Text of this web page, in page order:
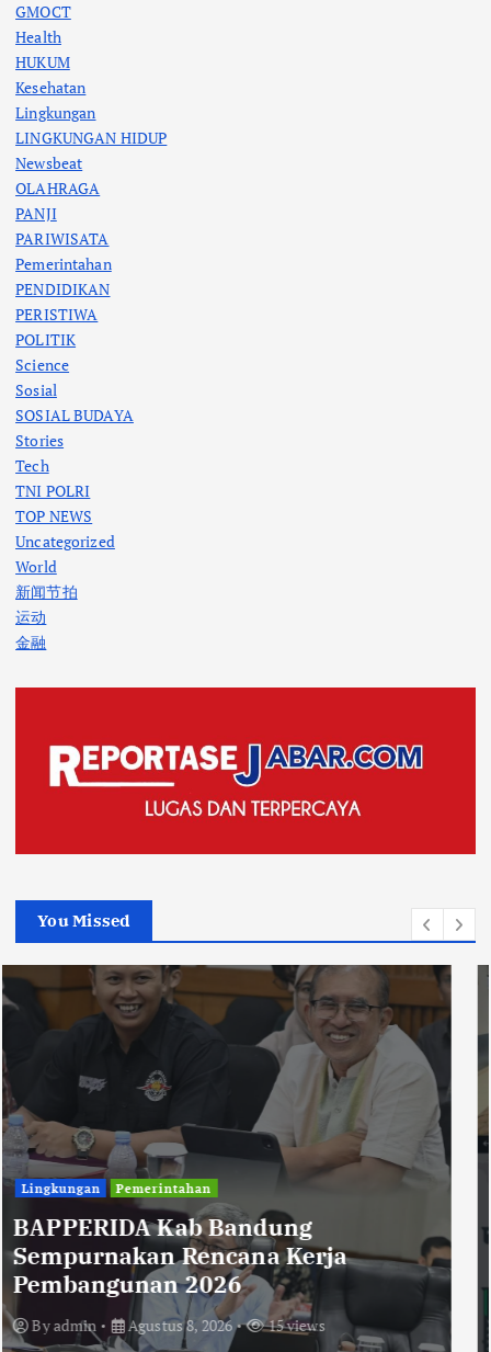
GMOCT
Health
HUKUM
Kesehatan
Lingkungan
LINGKUNGAN HIDUP
Newsbeat
OLAHRAGA
PANJI
PARIWISATA
Pemerintahan
PENDIDIKAN
PERISTIWA
POLITIK
Science
Sosial
SOSIAL BUDAYA
Stories
Tech
TNI POLRI
TOP NEWS
Uncategorized
World
新闻节拍
运动
金融
You Missed
Uncategorized
Diberitakan Tanpa Konfirmasi,
Satresnarkoba Polres Cimahi dan
Yayasan Ultra Jadi Korban Narasi
Sepihak
Byadmin Agustus 8, 2026 14 views